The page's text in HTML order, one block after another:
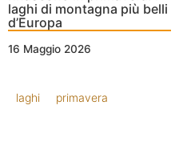
laghi di montagna più belli
d’Europa
16 Maggio 2026
laghi primavera